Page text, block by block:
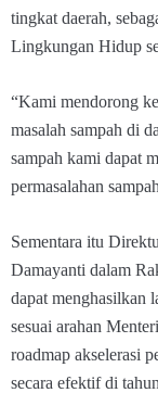
tingkat daerah,
Lingkungan Hidup
“Kami mendorong
masalah sampah di
sampah kami dapat
permasalahan
Sementara itu
Damayanti dalam
dapat menghasilkan
sesuai arahan
roadmap akselerasi
secara efektif di